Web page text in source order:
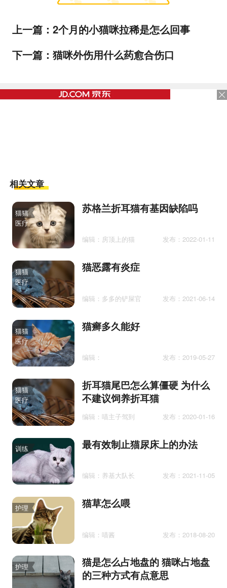
上一篇： 2个月的小猫咪拉稀是怎么回事
下一篇： 猫咪外伤用什么药愈合伤口
相关文章
猫猫
医疗
苏格兰折耳猫有基因缺陷吗
编辑：房顶上的猫 发布：2022-01-11
猫猫
医疗
猫恶露有炎症
编辑：多多的铲屎官 发布：2021-06-14
猫猫
医疗
猫癣多久能好
编辑： 发布：2019-05-27
猫猫
医疗
折耳猫尾巴怎么算僵硬 为什么
不建议饲养折耳猫
编辑：喵主子驾到 发布：2020-01-16
训练 最有效制止猫尿床上的办法
编辑：养基大队长 发布：2021-11-05
护理 猫草怎么喂
编辑：喵酱 发布：2018-08-20
护理
猫是怎么占地盘的 猫咪占地盘
的三种方式有点意思